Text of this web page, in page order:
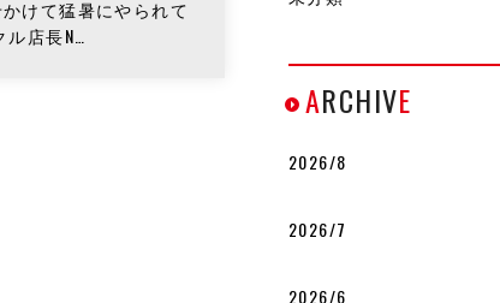
けて猛暑にやられて
店長N…
ARCHIVE
2026/8
2026/7
2026/6